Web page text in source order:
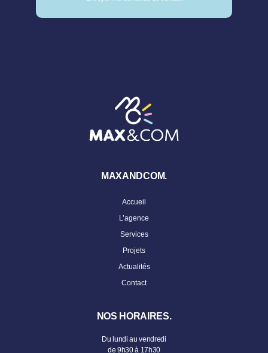
MAXANDCOM.
Accueil
L’agence
Services
Projets
Actualités
Contact
NOS HORAIRES.
Du lundi au vendredi
de 9h30 à 17h30